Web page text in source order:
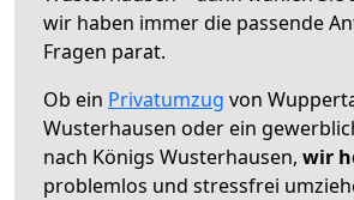
wir haben immer die passende
Fragen parat.
Ob ein Privatumzug von
Wusterhausen oder ein
nach Königs Wusterhausen, wir
problemlos und stressfrei